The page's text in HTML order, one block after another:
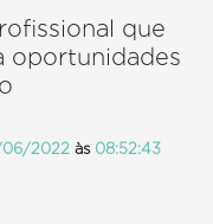
que
oportunidades
06/2022às 08:52:43